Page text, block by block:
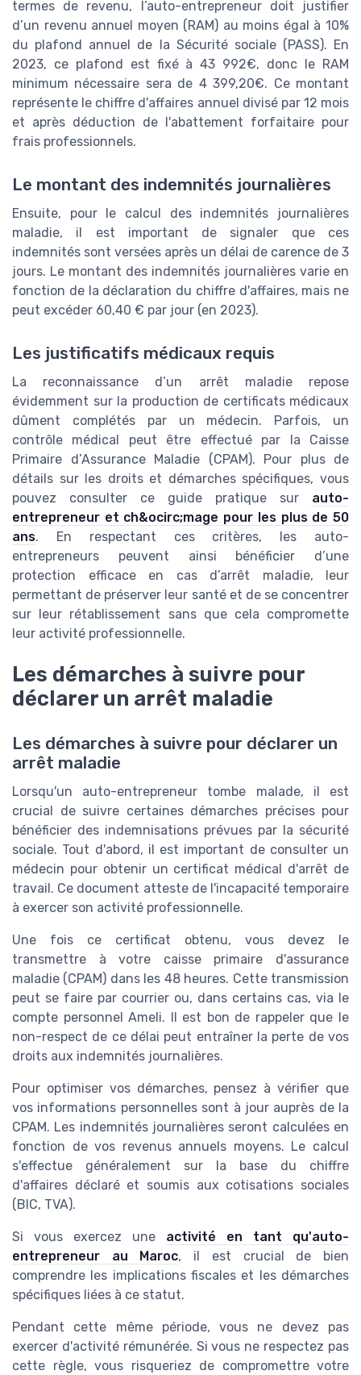
termes de revenu, l’auto-entrepreneur doit justifier
d’un revenu annuel moyen (RAM) au moins égal à 10%
du plafond annuel de la Sécurité sociale (PASS). En
2023, ce plafond est fixé à 43 992€, donc le RAM
minimum nécessaire sera de 4 399,20€. Ce montant
représente le chiffre d'affaires annuel divisé par 12 mois
et après déduction de l'abattement forfaitaire pour
frais professionnels.
Le montant des indemnités journalières
Ensuite, pour le calcul des indemnités journalières
maladie, il est important de signaler que ces
indemnités sont versées après un délai de carence de 3
jours. Le montant des indemnités journalières varie en
fonction de la déclaration du chiffre d'affaires, mais ne
peut excéder 60,40 € par jour (en 2023).
Les justificatifs médicaux requis
La reconnaissance d’un arrêt maladie repose
évidemment sur la production de certificats médicaux
dûment complétés par un médecin. Parfois, un
contrôle médical peut être effectué par la Caisse
Primaire d’Assurance Maladie (CPAM). Pour plus de
détails sur les droits et démarches spécifiques, vous
pouvez consulter ce guide pratique sur auto-
entrepreneur et ch&ocirc;mage pour les plus de 50
ans. En respectant ces critères, les auto-
entrepreneurs peuvent ainsi bénéficier d’une
protection efficace en cas d’arrêt maladie, leur
permettant de préserver leur santé et de se concentrer
sur leur rétablissement sans que cela compromette
leur activité professionnelle.
Les démarches à suivre pour
déclarer un arrêt maladie
Les démarches à suivre pour déclarer un
arrêt maladie
Lorsqu'un auto-entrepreneur tombe malade, il est
crucial de suivre certaines démarches précises pour
bénéficier des indemnisations prévues par la sécurité
sociale. Tout d'abord, il est important de consulter un
médecin pour obtenir un certificat médical d'arrêt de
travail. Ce document atteste de l'incapacité temporaire
à exercer son activité professionnelle.
Une fois ce certificat obtenu, vous devez le
transmettre à votre caisse primaire d'assurance
maladie (CPAM) dans les 48 heures. Cette transmission
peut se faire par courrier ou, dans certains cas, via le
compte personnel Ameli. Il est bon de rappeler que le
non-respect de ce délai peut entraîner la perte de vos
droits aux indemnités journalières.
Pour optimiser vos démarches, pensez à vérifier que
vos informations personnelles sont à jour auprès de la
CPAM. Les indemnités journalières seront calculées en
fonction de vos revenus annuels moyens. Le calcul
s'effectue généralement sur la base du chiffre
d'affaires déclaré et soumis aux cotisations sociales
(BIC, TVA).
Si vous exercez une activité en tant qu'auto-
entrepreneur au Maroc, il est crucial de bien
comprendre les implications fiscales et les démarches
spécifiques liées à ce statut.
Pendant cette même période, vous ne devez pas
exercer d'activité rémunérée. Si vous ne respectez pas
cette règle, vous risqueriez de compromettre votre